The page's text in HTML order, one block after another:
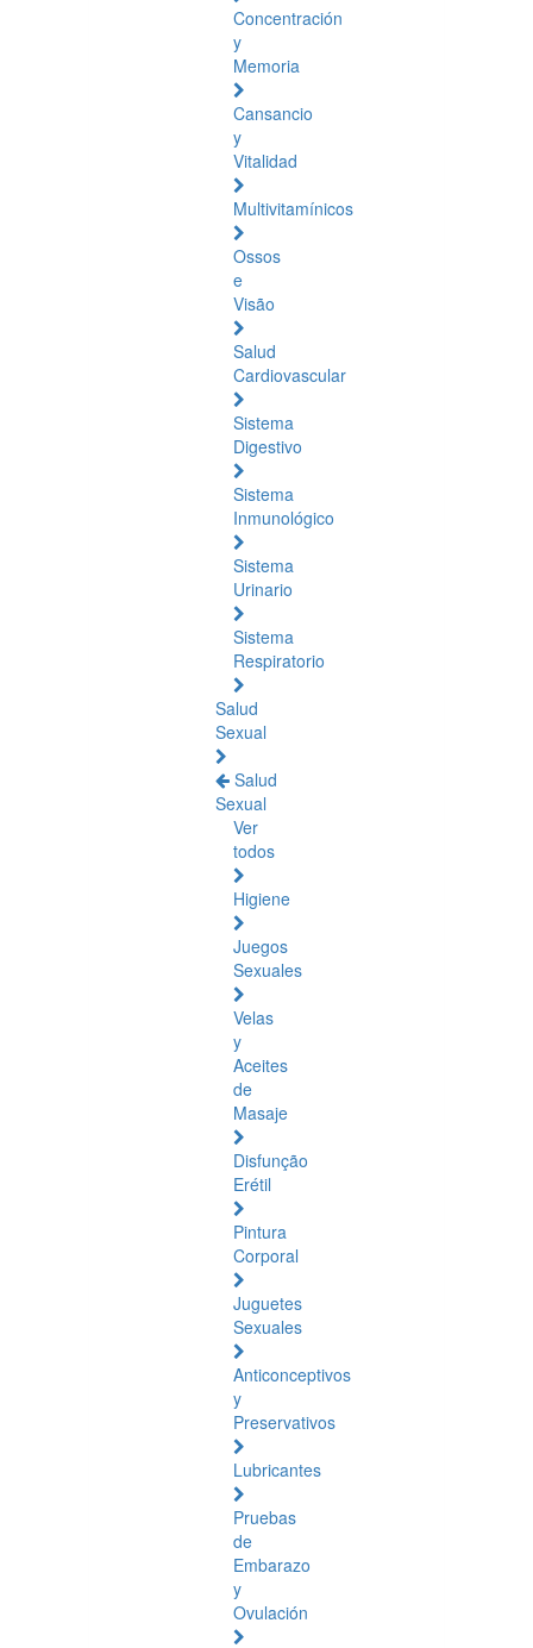
Concentración
y
Memoria
Cansancio
y
Vitalidad
Multivitamínicos
Ossos
e
Visão
Salud
Cardiovascular
Sistema
Digestivo
Sistema
Inmunológico
Sistema
Urinario
Sistema
Respiratorio
Salud
Sexual
Salud
Sexual
Ver
todos
Higiene
Juegos
Sexuales
Velas
y
Aceites
de
Masaje
Disfunção
Erétil
Pintura
Corporal
Juguetes
Sexuales
Anticonceptivos
y
Preservativos
Lubricantes
Pruebas
de
Embarazo
y
Ovulación